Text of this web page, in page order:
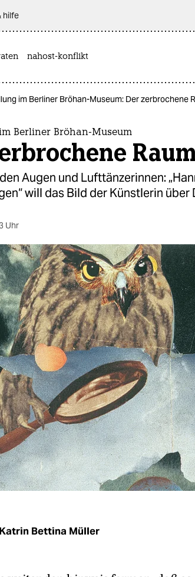
hilfe
nahost-konflikt
im Berliner Bröhan-Museum: Der zerbrochene
Berliner Bröhan-Museum
Augen und Lufttänzerinnen:
will das Bild der Künstlerin über
Uhr
Katrin Bettina Müller